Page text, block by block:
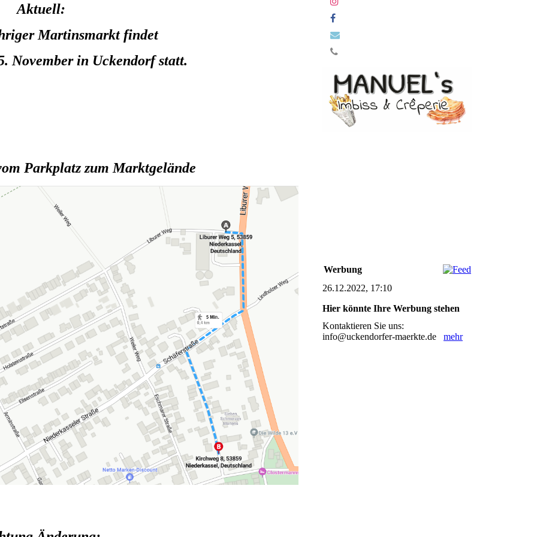
Aktuell:
Martinsmarkt findet
November in Uckendorf statt.
Parkplatz zum Marktgelände
Werbung
26.12.2022, 17:10
Hier könnte Ihre Werbung stehen
Kontaktieren Sie uns:
info@uckendorfer-maerkte.de mehr